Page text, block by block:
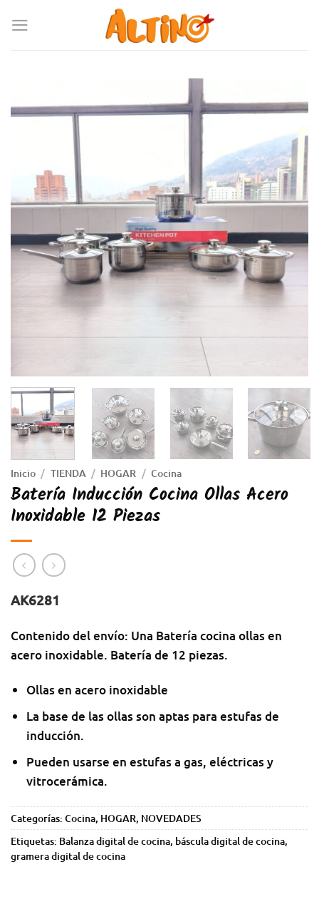
Inicio / TIENDA / HOGAR / Cocina
Batería Inducción Cocina Ollas Acero
Inoxidable 12 Piezas
AK6281
Contenido del envío: Una Batería cocina ollas en
acero inoxidable. Batería de 12 piezas.
Ollas en acero inoxidable
La base de las ollas son aptas para estufas de
inducción.
Pueden usarse en estufas a gas, eléctricas y
vitrocerámica.
Categorías: Cocina, HOGAR, NOVEDADES
Etiquetas: Balanza digital de cocina, báscula digital de cocina,
gramera digital de cocina